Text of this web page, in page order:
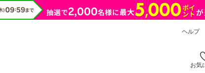
ヘルプ
お気